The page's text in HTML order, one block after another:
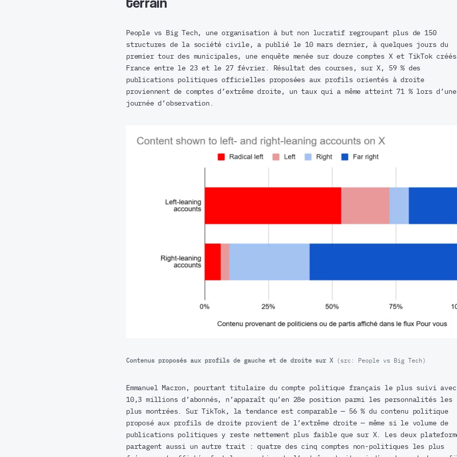
People vs Big Tech, une organisation à but non lucratif regroupant plus de 150
structures de la société civile, a publié le 10 mars dernier, à quelques jours du
premier tour des municipales, une enquête menée sur douze comptes X et TikTok
France entre le 23 et le 27 février. Résultat des courses, sur X, 59 % des
publications politiques officielles proposées aux profils orientés à droite
proviennent de comptes d’extrême droite, un taux qui a même atteint 71 % lors d’une
journée d’observation.
Contenus proposés aux profils de gauche et de droite sur X (src: People vs Big Tech)
Emmanuel Macron, pourtant titulaire du compte politique français le plus suivi avec
10,3 millions d’abonnés, n’apparaît qu’en 28e position parmi les personnalités les
plus montrées. Sur TikTok, la tendance est comparable — 56 % du contenu politique
proposé aux profils de droite provient de l’extrême droite — même si le volume de
publications politiques y reste nettement plus faible que sur X. Les deux
partagent aussi un autre trait : quatre des cinq comptes non-politiques les plus